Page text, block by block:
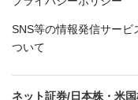
SNS等の情報発信サービ
ついて
ネット証券/日本株・米